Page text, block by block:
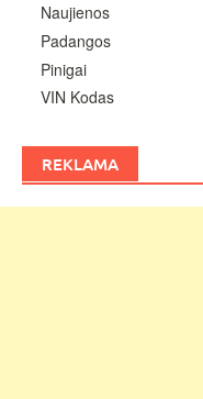
Naujienos
Padangos
Pinigai
VIN Kodas
REKLAMA